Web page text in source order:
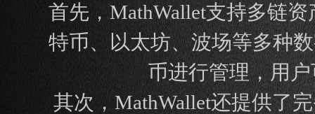
首先，MathWallet支持多链
特币、以太坊、波场等多种
币进行管理，用
其次，MathWallet还提供了